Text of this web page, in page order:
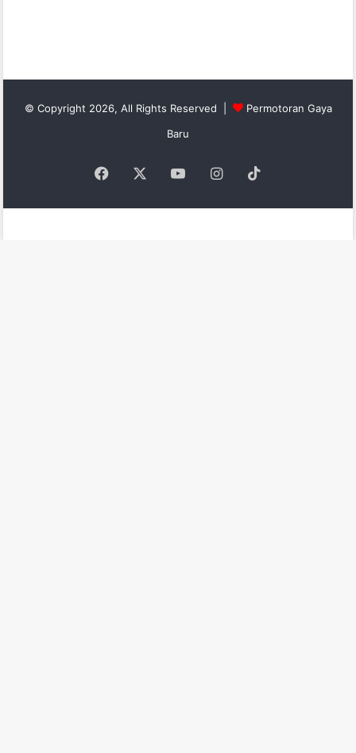
© Copyright 2026, All Rights Reserved |
Permotoran Gaya
Baru
Facebook YouTubeInstagram